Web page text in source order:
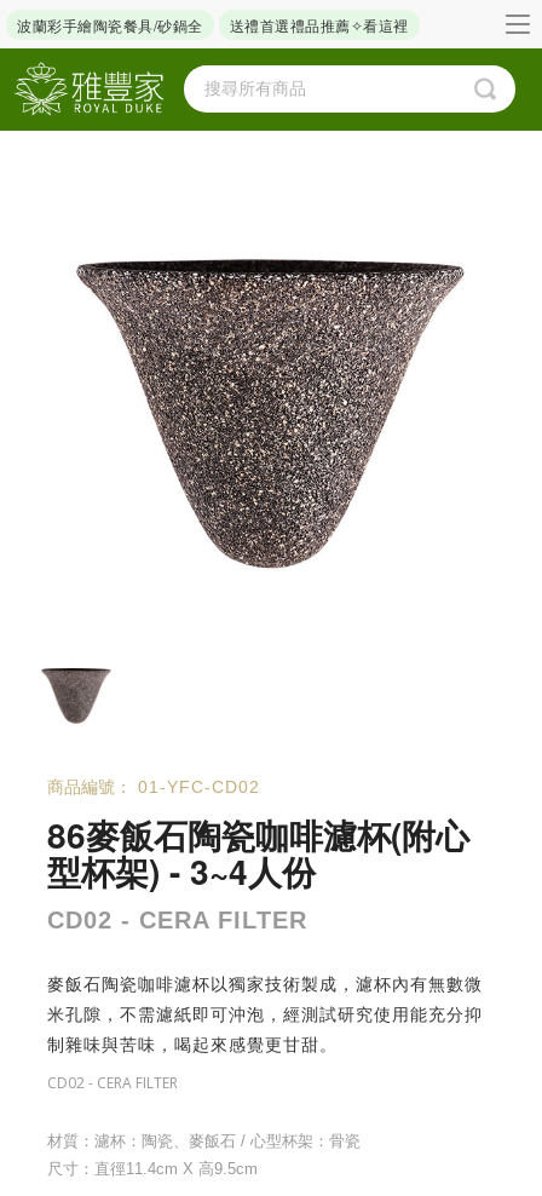
波蘭彩手繪陶瓷餐具/砂鍋全 送禮首選禮品推薦✧看這裡
商品編號： 01-YFC-CD02
86麥飯石陶瓷咖啡濾杯(附心
型杯架) - 3~4人份
CD02 - CERA FILTER
麥飯石陶瓷咖啡濾杯以獨家技術製成，濾杯內有無數微
米孔隙，不需濾紙即可沖泡，經測試研究使用能充分抑
制雜味與苦味，喝起來感覺更甘甜。
CD02 - CERA FILTER
材質：濾杯：陶瓷、麥飯石 / 心型杯架：骨瓷
尺寸：直徑11.4cm X 高9.5cm